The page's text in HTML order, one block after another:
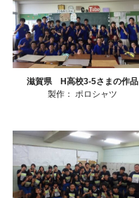
滋賀県 H高校3-5さまの作品
製作： ポロシャツ